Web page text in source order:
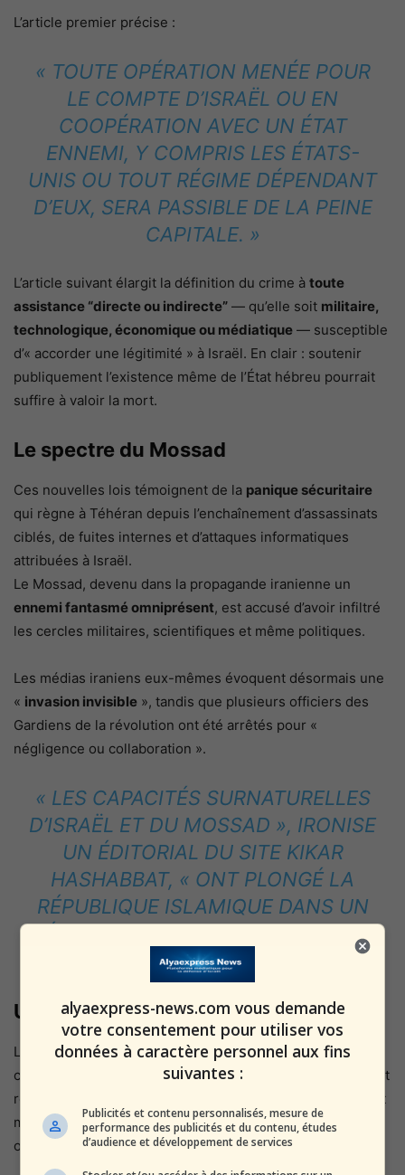
L’article premier précise :
« TOUTE OPÉRATION MENÉE POUR
LE COMPTE D’ISRAËL OU EN
COOPÉRATION AVEC UN ÉTAT
ENNEMI, Y COMPRIS LES ÉTATS-
UNIS OU TOUT RÉGIME DÉPENDANT
D’EUX, SERA PASSIBLE DE LA PEINE
CAPITALE. »
L’article suivant élargit la définition du crime à toute
assistance “directe ou indirecte” — qu’elle soit militaire,
technologique, économique ou médiatique — susceptible
d’« accorder une légitimité » à Israël. En clair : soutenir
publiquement l’existence même de l’État hébreu pourrait
suffire à valoir la mort.
Le spectre du Mossad
Ces nouvelles lois témoignent de la panique sécuritaire
qui règne à Téhéran depuis l’enchaînement d’assassinats
ciblés, de fuites internes et d’attaques informatiques
attribuées à Israël.
Le Mossad, devenu dans la propagande iranienne un
ennemi fantasmé omniprésent, est accusé d’avoir infiltré
les cercles militaires, scientifiques et même politiques.
Les médias iraniens eux-mêmes évoquent désormais une
« invasion invisible », tandis que plusieurs officiers des
Gardiens de la révolution ont été arrêtés pour «
négligence ou collaboration ».
« LES CAPACITÉS SURNATURELLES
D’ISRAËL ET DU MOSSAD », IRONISE
UN ÉDITORIAL DU SITE KIKAR
HASHABBAT, « ONT PLONGÉ LA
RÉPUBLIQUE ISLAMIQUE DANS UN
ÉTAT DE PANIQUE RELIGIEUSE ET
POLITIQUE. »
Une dérive totalitaire assumée
Le président Pezeshkian, élu sur un profil présenté
comme “modéré”, montre désormais un visage résolument
répressif. Sous la pression du clergé et du renseignement
militaire, il a choisi laligne dure, celle d’une théocratie
obsédée par la loyauté absolue.
alyaexpress-news.com vous demande
votre consentement pour utiliser vos
données à caractère personnel aux fins
suivantes :
Publicités et contenu personnalisés, mesure de
performance des publicités et du contenu, études
d’audience et développement de services